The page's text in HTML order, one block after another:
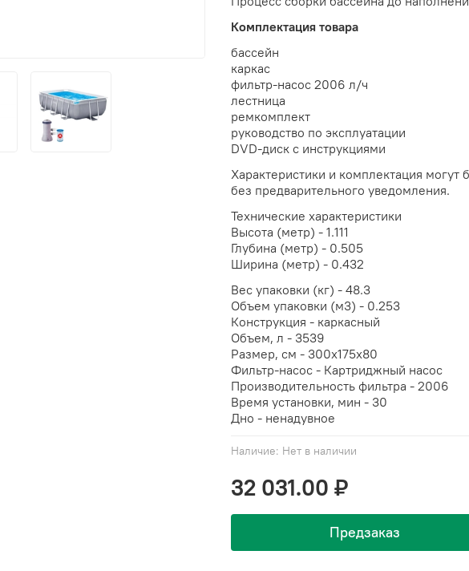
Наличие: Нет в наличии
32 031.00 ₽
Предзаказ
Комплектация товара
бассейн
каркас
фильтр-насос 2006 л/ч
лестница
ремкомплект
руководство по эксплуатации
DVD-диск с инструкциями
Характеристики и комплектация
без предварительного уведомления.
Технические характеристики
Высота (метр) - 1.111
Глубина (метр) - 0.505
Ширина (метр) - 0.432
Вес упаковки (кг) - 48.3
Объем упаковки (м3) - 0.253
Конструкция - каркасный
Объем, л - 3539
Размер, см - 300х175х80
Фильтр-насос - Картриджный насос
Производительность фильтра - 2006
Время установки, мин - 30
Дно - ненадувное